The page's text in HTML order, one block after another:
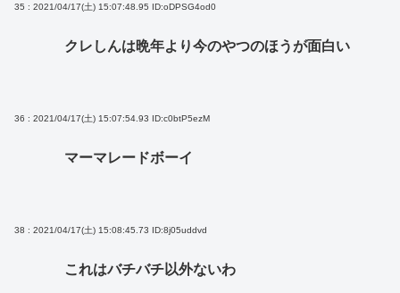
35 : 2021/04/17(土) 15:07:48.95 ID:oDPSG4od0
クレしんは晩年より今のやつのほうが面白い
36 : 2021/04/17(土) 15:07:54.93 ID:c0btP5ezM
マーマレードボーイ
38 : 2021/04/17(土) 15:08:45.73 ID:8j05uddvd
これはバチバチ以外ないわ